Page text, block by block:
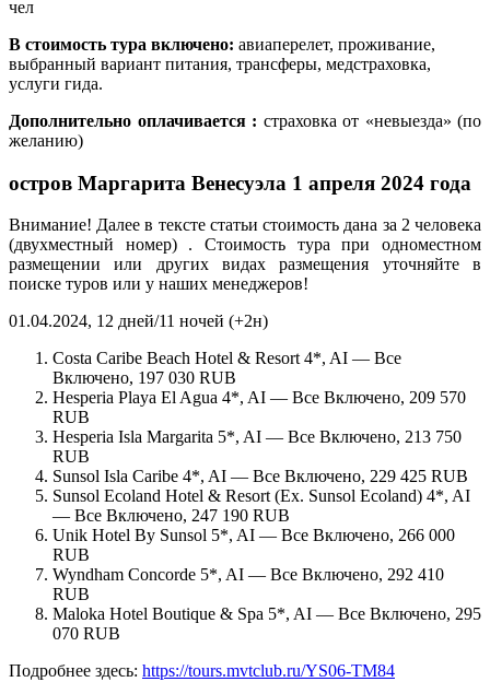
чел
В стоимость тура включено: авиаперелет, проживание,
выбранный вариант питания, трансферы, медстраховка,
услуги гида.
Дополнительно оплачивается : страховка от «невыезда» (по
желанию)
остров Маргарита Венесуэла 1 апреля 2024 года
Внимание! Далее в тексте статьи стоимость дана за 2 человека
(двухместный номер) . Стоимость тура при одноместном
размещении или других видах размещения уточняйте в
поиске туров или у наших менеджеров!
01.04.2024, 12 дней/11 ночей (+2н)
Costa Caribe Beach Hotel & Resort 4*, AI — Все
Включено, 197 030 RUB
Hesperia Playa El Agua 4*, AI — Все Включено, 209 570
RUB
Hesperia Isla Margarita 5*, AI — Все Включено, 213 750
RUB
Sunsol Isla Caribe 4*, AI — Все Включено, 229 425 RUB
Sunsol Ecoland Hotel & Resort (Ex. Sunsol Ecoland) 4*, AI
— Все Включено, 247 190 RUB
Unik Hotel By Sunsol 5*, AI — Все Включено, 266 000
RUB
Wyndham Concorde 5*, AI — Все Включено, 292 410
RUB
Maloka Hotel Boutique & Spa 5*, AI — Все Включено, 295
070 RUB
Подробнее здесь: https://tours.mvtclub.ru/YS06-TM84